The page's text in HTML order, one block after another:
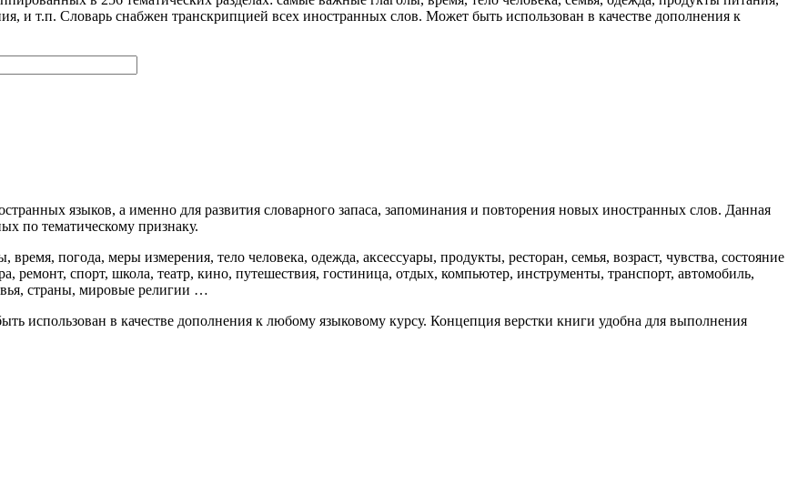
и т.п. Словарь снабжен транскрипцией всех иностранных слов. Может быть использован в качестве дополнения к
языков, а именно для развития словарного запаса, запоминания и повторения новых иностранных слов. Данная
по тематическому признаку.
погода, меры измерения, тело человека, одежда, аксессуары, продукты, ресторан, семья, возраст, чувства, состояние
ремонт, спорт, школа, театр, кино, путешествия, гостиница, отдых, компьютер, инструменты, транспорт, автомобиль,
страны, мировые религии …
использован в качестве дополнения к любому языковому курсу. Концепция верстки книги удобна для выполнения